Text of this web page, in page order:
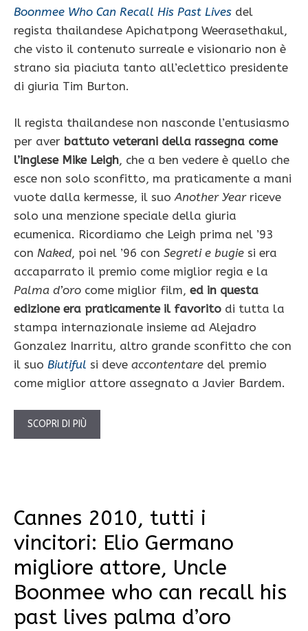
Boonmee Who Can Recall His Past Lives del
regista thailandese Apichatpong Weerasethakul,
che visto il contenuto surreale e visionario non è
strano sia piaciuta tanto all’eclettico presidente
di giuria Tim Burton.
Il regista thailandese non nasconde l’entusiasmo
per aver battuto veterani della rassegna come
l’inglese Mike Leigh, che a ben vedere è quello che
esce non solo sconfitto, ma praticamente a mani
vuote dalla kermesse, il suoAnother Yearriceve
solo una menzione speciale della giuria
ecumenica. Ricordiamo che Leigh prima nel ’93
con Naked, poi nel ’96 con Segreti e bugie si era
accaparrato il premio come miglior regia e la
Palma d’oro come miglior film, ed in questa
edizione era praticamente il favorito di tutta la
stampa internazionale insieme ad Alejadro
Gonzalez Inarritu, altro grande sconfitto che con
il suo Biutiful si deve accontentare del premio
come miglior attore assegnato a Javier Bardem.
SCOPRI DI PIÙ
Cannes 2010, tutti i
vincitori: Elio Germano
migliore attore, Uncle
Boonmee who can recall his
past lives palma d’oro